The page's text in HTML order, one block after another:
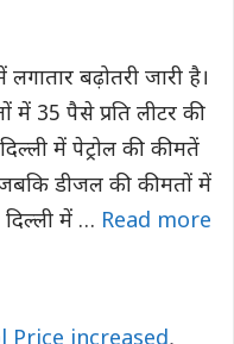
बढ़ोतरी जारी है।
में 35 पैसे प्रति लीटर की
में पेट्रोल की कीमतें
डीजल की कीमतों में
दिल्ली में … Read more